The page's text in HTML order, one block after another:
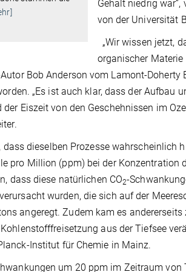
Gehalt niedrig
von der Universität
„Wir wissen jetzt,
organischer
Bob Anderson vom Lamont-
„Es ist auch klar, dass der Aufbau
der Eiszeit von den Geschehnissen im
dass dieselben Prozesse wahrscheinlich
pro Million (ppm) bei der
dass diese natürlichen CO2-
wurden, die sich auf der
angeregt. Zudem kam es andererseits
aus der Tiefsee
Institut für Chemie in Mainz.
um 20 ppm im Zeitraum